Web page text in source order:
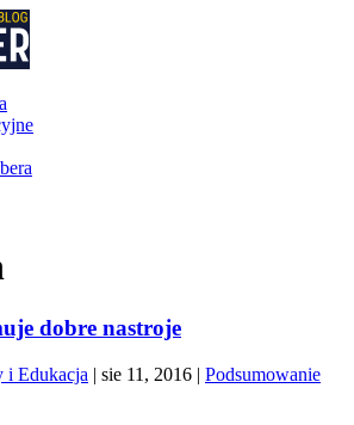
dobre nastroje
i Edukacja | sie 11, 2016 | Podsumowanie